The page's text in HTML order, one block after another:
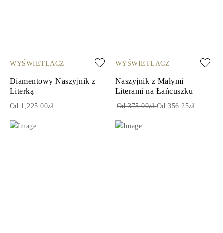
WYŚWIETLACZ
Diamentowy Naszyjnik z
Literką
Od 1,225.00zł
WYŚWIETLACZ
Naszyjnik z Małymi
Literami na Łańcuszku
Od 375.00złOd 356.25zł